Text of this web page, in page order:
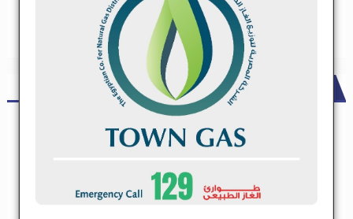
شركة مقاولات كبري تعلن عن حاجتها لعدد من مقاولي الباطن .. تعرف
شركة مقاولات كبري تعلن عن حاجتها لعدد من مقاولي
تعلن شركة مقاولات كبيرة عن فتح باب التسجيل لمقاولين الباطن فى
تعلن شركة مقاولات كبيرة عن فتح باب التسجيل